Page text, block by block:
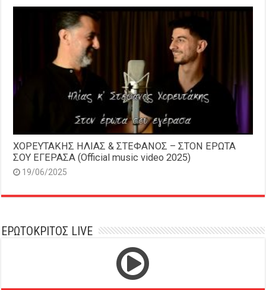
ΧΟΡΕΥΤΑΚΗΣ ΗΛΙΑΣ & ΣΤΕΦΑΝΟΣ – ΣΤΟΝ ΕΡΩΤΑ
ΣΟΥ ΕΓΕΡΑΣΑ (Official music video 2025)
19/06/2025
ΕΡΩΤΟΚΡΙΤΟΣ LIVE